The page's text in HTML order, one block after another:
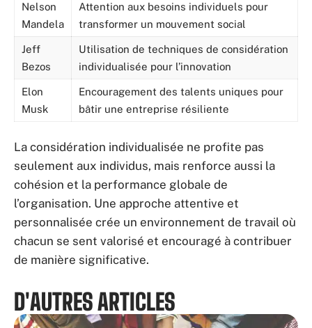
Nelson
Mandela
Attention aux besoins individuels pour
transformer un mouvement social
Jeff
Bezos
Utilisation de techniques de considération
individualisée pour l’innovation
Elon
Musk
Encouragement des talents uniques pour
bâtir une entreprise résiliente
La considération individualisée ne profite pas
seulement aux individus, mais renforce aussi la
cohésion et la performance globale de
l’organisation. Une approche attentive et
personnalisée crée un environnement de travail où
chacun se sent valorisé et encouragé à contribuer
de manière significative.
D'AUTRES ARTICLES